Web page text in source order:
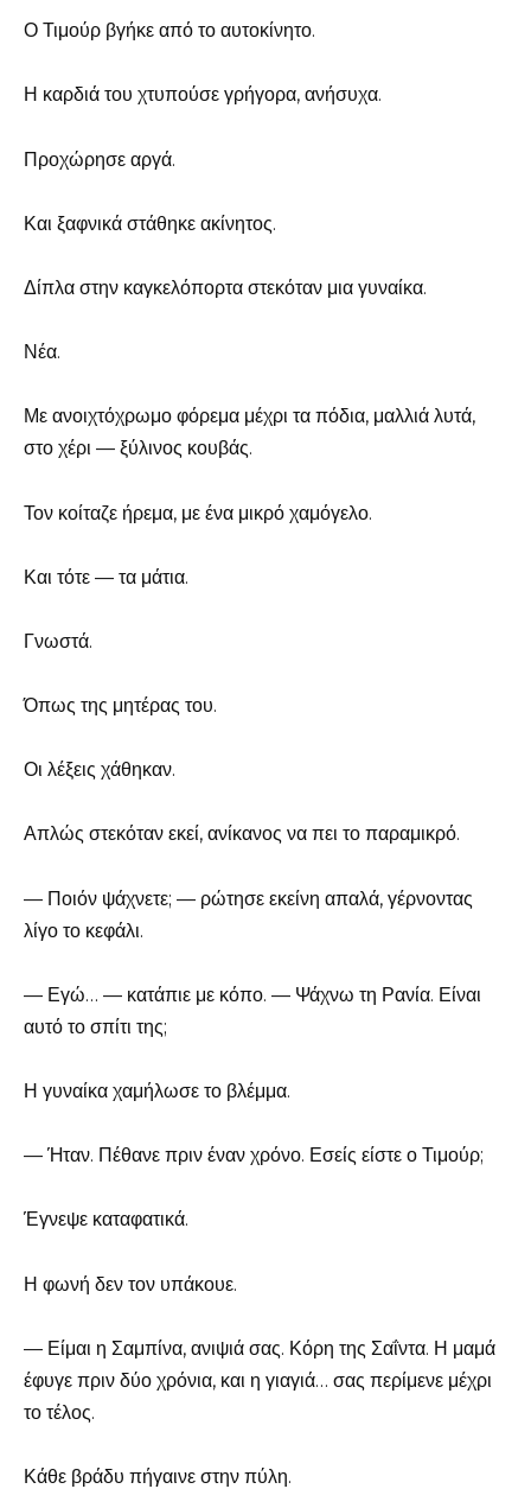
Ο Τιμούρ βγήκε από το αυτοκίνητο.
Η καρδιά του χτυπούσε γρήγορα, ανήσυχα.
Προχώρησε αργά.
Και ξαφνικά στάθηκε ακίνητος.
Δίπλα στην καγκελόπορτα στεκόταν μια γυναίκα.
Νέα.
Με ανοιχτόχρωμο φόρεμα μέχρι τα πόδια, μαλλιά λυτά,
στο χέρι — ξύλινος κουβάς.
Τον κοίταζε ήρεμα, με ένα μικρό χαμόγελο.
Και τότε — τα μάτια.
Γνωστά.
Όπως της μητέρας του.
Οι λέξεις χάθηκαν.
Απλώς στεκόταν εκεί, ανίκανος να πει το παραμικρό.
— Ποιόν ψάχνετε; — ρώτησε εκείνη απαλά, γέρνοντας
λίγο το κεφάλι.
— Εγώ… — κατάπιε με κόπο. — Ψάχνω τη Ρανία. Είναι
αυτό το σπίτι της;
Η γυναίκα χαμήλωσε το βλέμμα.
— Ήταν. Πέθανε πριν έναν χρόνο. Εσείς είστε ο Τιμούρ;
Έγνεψε καταφατικά.
Η φωνή δεν τον υπάκουε.
— Είμαι η Σαμπίνα, ανιψιά σας. Κόρη της Σαΐντα. Η μαμά
έφυγε πριν δύο χρόνια, και η γιαγιά… σας περίμενε μέχρι
το τέλος.
Κάθε βράδυ πήγαινε στην πύλη.